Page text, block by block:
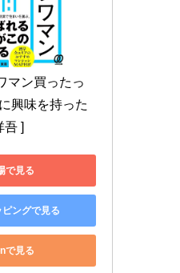
マン買ったっ
興味を持った
吾 ]
で見る
ングで見る
で見る